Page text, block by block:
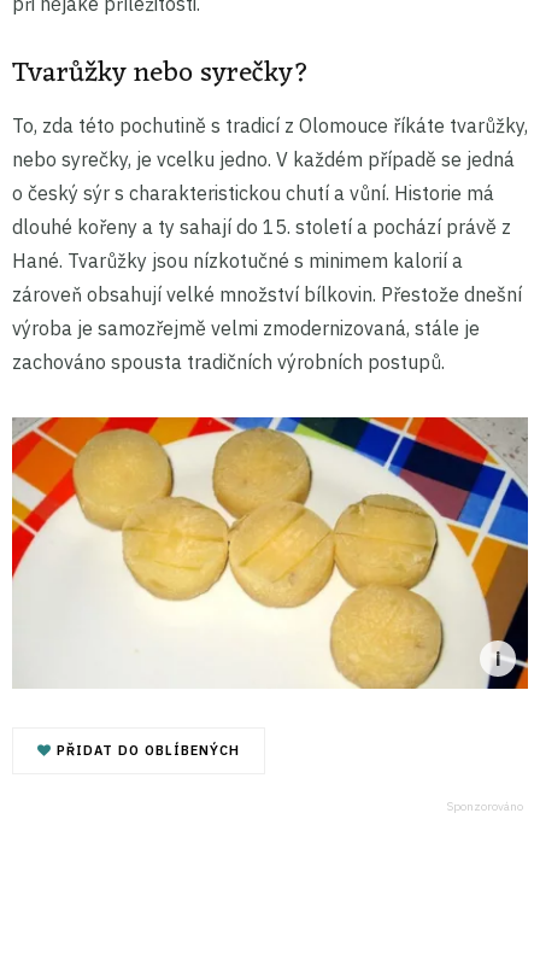
Tvarůžky nebo syrečky?
To, zda této pochutině s tradicí z Olomouce říkáte tvarůžky,
nebo syrečky, je vcelku jedno. V každém případě se jedná
o český sýr s charakteristickou chutí a vůní. Historie má
dlouhé kořeny a ty sahají do 15. století a pochází právě z
Hané. Tvarůžky jsou nízkotučné s minimem kalorií a
zároveň obsahují velké množství bílkovin. Přestože dnešní
výroba je samozřejmě velmi zmodernizovaná, stále je
zachováno spousta tradičních výrobních postupů.
PŘIDAT DO OBLÍBENÝCH